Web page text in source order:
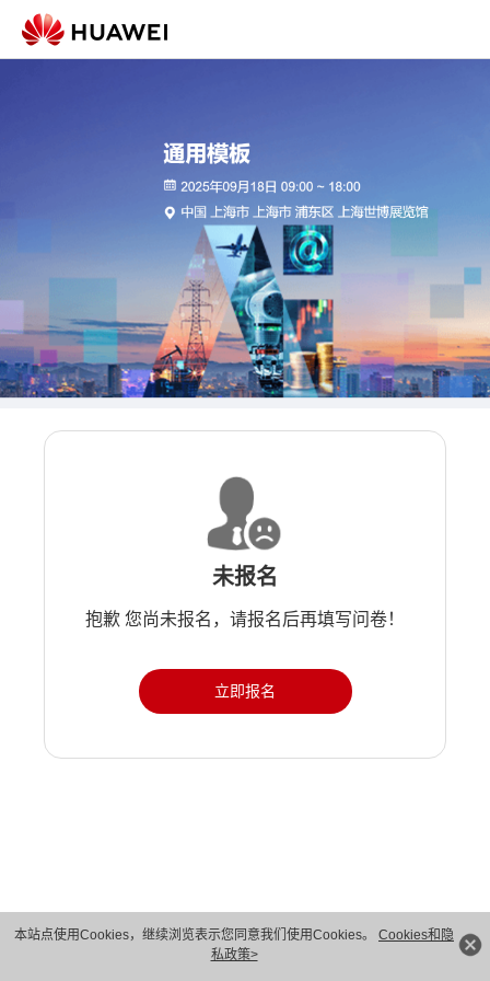
本站点使用Cookies，继续浏览表示您同意我们使用Cookies。 Cookies和隐
私政策>
未报名
抱歉 您尚未报名，请报名后再填写问卷！
立即报名
版权所有 © 华为技术有限公司 1998-2026。 保留一切权利。粤A2-20044005号
隐私保护
法律声明